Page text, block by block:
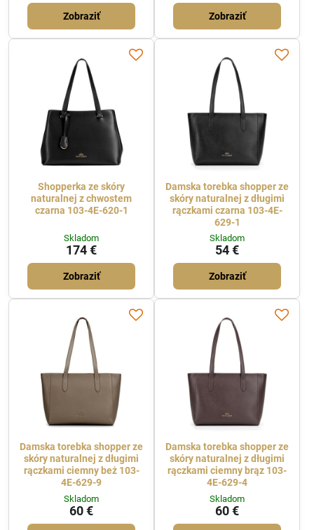
Zobraziť Zobraziť
Shopperka ze skóry
naturalnej z chwostem
czarna 103-4E-620-1
Skladom
174 €
Zobraziť
Damska torebka shopper ze
skóry naturalnej z długimi
rączkami czarna 103-4E-
629-1
Skladom
54 €
Zobraziť
Damska torebka shopper ze
skóry naturalnej z długimi
rączkami ciemny beż 103-
4E-629-9
Skladom
60 €
Damska torebka shopper ze
skóry naturalnej z długimi
rączkami ciemny brąz 103-
4E-629-4
Skladom
60 €